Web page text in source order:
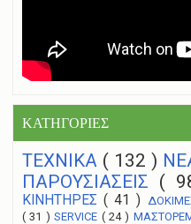
ΚΑΤΗΓΟΡΙΕΣ
ΤΕΧΝΙΚΑ ( 132 )
ΠΑΡΟΥΣΙΑΣΕΙΣ (
ΚΙΝΗΤΗΡΕΣ( 41 )
( 31 )SERVICE ( 24 )